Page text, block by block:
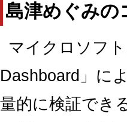
島津めぐみの
マイクロソフ
Dashboard」に
量的に検証でき